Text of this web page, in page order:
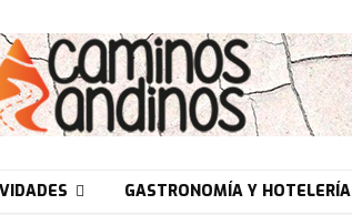
GASTRONOMÍA Y HOTELERÍA